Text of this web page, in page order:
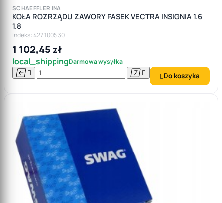
SCHAEFFLER INA
KOŁA ROZRZĄDU ZAWORY PASEK VECTRA INSIGNIA 1.6
1.8
Indeks: 427 1005 30
1 102,45 zł
local_shippingDarmowa wysyłka
    Do koszyka